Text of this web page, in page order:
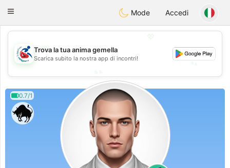
Handi Space
Toggle
Mode Accedi
💖
💕
Trova la tua anima gemella
Scarica subito la nostra app di incontri!
0.7/1